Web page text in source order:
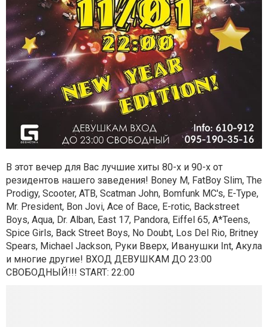
В этот вечер для Вас лучшие хиты 80-х и 90-x от
резидентов нашего заведения! Boney M, FatBoy Slim, The
Prodigy, Scooter, ATB, Scatman John, Bomfunk MC's, E-Type,
Mr. President, Bon Jovi, Ace of Bace, E-rotic, Backstreet
Boys, Aqua, Dr. Alban, East 17, Pandora, Eiffel 65, A*Teens,
Spice Girls, Back Street Boys, No Doubt, Los Del Rio, Britney
Spears, Michael Jackson, Руки Вверх, Иванушки Int, Акула
и многие другие! ВХОД ДЕВУШКАМ ДО 23:00
СВОБОДНЫЙ!!! START: 22:00